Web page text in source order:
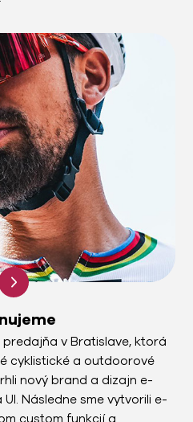
v Bratislave, ktorá
cyklistické a outdoorové
nový brand a dizajn e-
Následne sme vytvorili e-
custom funkcií a